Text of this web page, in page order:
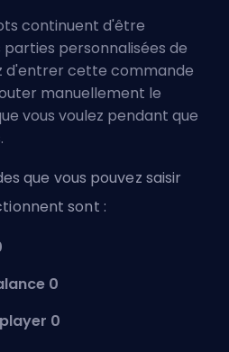
continuent d'être
parties personnalisées de
d'entrer cette commande
manuellement le
vous voulez pendant que
que vous pouvez saisir
sont :
0
0